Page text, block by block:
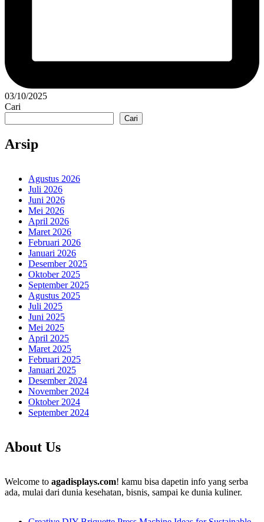
03/10/2025
Cari
Cari
Arsip
Agustus 2026
Juli 2026
Juni 2026
Mei 2026
April 2026
Maret 2026
Februari 2026
Januari 2026
Desember 2025
Oktober 2025
September 2025
Agustus 2025
Juli 2025
Juni 2025
Mei 2025
April 2025
Maret 2025
Februari 2025
Januari 2025
Desember 2024
November 2024
Oktober 2024
September 2024
About Us
Welcome to agadisplays.com! kamu bisa dapetin info yang serba
ada, mulai dari dunia kesehatan, bisnis, sampai ke dunia kuliner.